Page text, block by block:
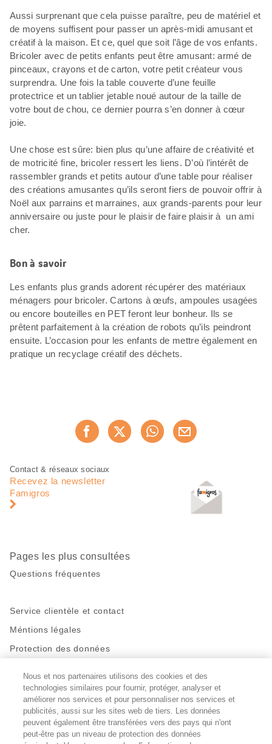
Aussi surprenant que cela puisse paraître, peu de matériel et
de moyens suffisent pour passer un après-midi amusant et
créatif à la maison. Et ce, quel que soit l’âge de vos enfants.
Bricoler avec de petits enfants peut être amusant: armé de
pinceaux, crayons et de carton, votre petit créateur vous
surprendra. Une fois la table couverte d’une feuille
protectrice et un tablier jetable noué autour de la taille de
votre bout de chou, ce dernier pourra s’en donner à cœur
joie.
Une chose est sûre: bien plus qu’une affaire de créativité et
de motricité fine, bricoler ressert les liens. D’où l’intérêt de
rassembler grands et petits autour d’une table pour réaliser
des créations amusantes qu’ils seront fiers de pouvoir offrir à
Noël aux parrains et marraines, aux grands-parents pour leur
anniversaire ou juste pour le plaisir de faire plaisir à un ami
cher.
Bon à savoir
Les enfants plus grands adorent récupérer des matériaux
ménagers pour bricoler. Cartons à œufs, ampoules usagées
ou encore bouteilles en PET feront leur bonheur. Ils se
prêtent parfaitement à la création de robots qu’ils peindront
ensuite. L’occasion pour les enfants de mettre également en
pratique un recyclage créatif des déchets.
Recommander maintenant
Pied
page
Navigation
pied
Contact & réseaux sociaux
Recevez la newsletter
Famigros
Pages les plus consultées
Questions fréquentes
Service clientèle et contact
Méntions légales
Protection des données
Restez en contact!
Facebook
http://twitter.com/migros
https://www.youtube.com/user/
PinterestInstagram
Paramètres des cookies
Nous et nos partenaires utilisons des cookies et des
technologies similaires pour fournir, protéger, analyser et
améliorer nos services et pour personnaliser nos services et
publicités, aussi sur les sites web de tiers. Les données
peuvent également être transférées vers des pays qui n'ont
peut-être pas un niveau de protection des données